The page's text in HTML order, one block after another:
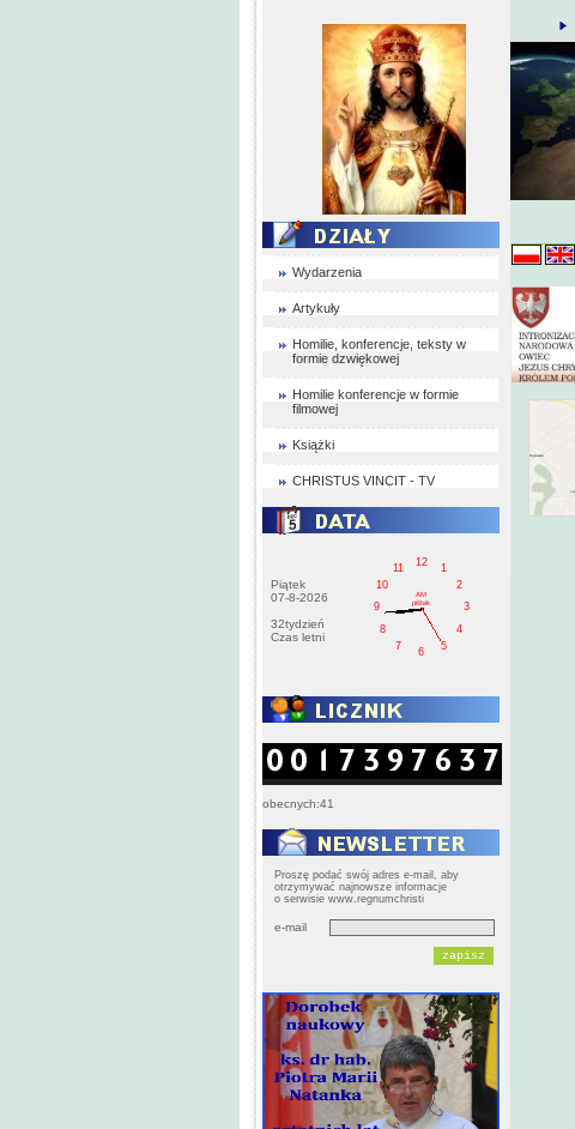
Wydarzenia
Artykuły
Homilie, konferencje, teksty w
formie dzwiękowej
Homilie konferencje w formie
filmowej
Książki
CHRISTUS VINCIT - TV
Piątek
07-8-2026
32tydzień
Czas letni
1
2
3
4
5
6
7
8
9
10
11
12
AM
pištek
obecnych:41
Proszę podać swój adres e-mail, aby
otrzymywać najnowsze informacje
o serwisie www.regnumchristi
e-mail